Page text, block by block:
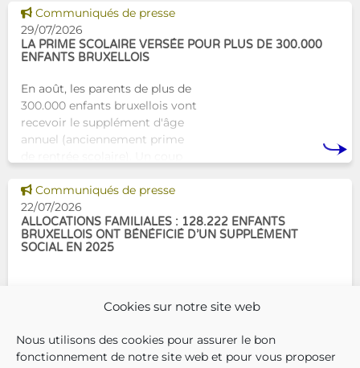
Cookies sur notre site web
Nous utilisons des cookies pour assurer le bon
fonctionnement de notre site web et pour vous proposer
Tam-Tam apporte une réponse
concrète avec une formation
dest
Voir cette news
Communiqués de presse
29/07/2026
LA PRIME SCOLAIRE VERSÉE POUR PLUS DE 300.000
ENFANTS BRUXELLOIS
En août, les parents de plus de
300.000 enfants bruxellois vont
recevoir le supplément d'âge
annuel (anciennement prime
commencer la
Voir cette news
Communiqués de presse
22/07/2026
ALLOCATIONS FAMILIALES : 128.222 ENFANTS
BRUXELLOIS ONT BÉNÉFICIÉ D’UN SUPPLÉMENT
SOCIAL EN 2025
enfants bruxellois avaient droit
Parmi eux, 128.222
bénéficiaient également d’un